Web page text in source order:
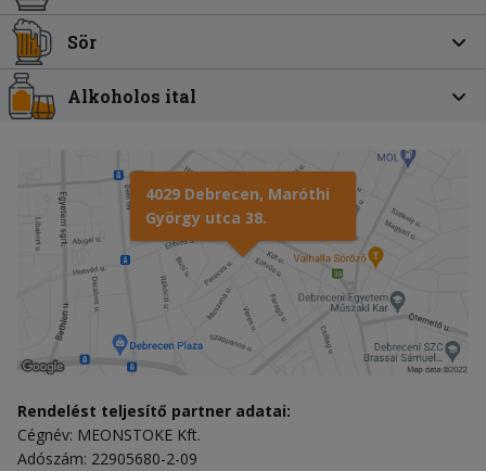
Sör
Alkoholos ital
4029 Debrecen, Maróthi
György utca 38.
Rendelést teljesítő partner adatai:
Cégnév: MEONSTOKE Kft.
Adószám: 22905680-2-09